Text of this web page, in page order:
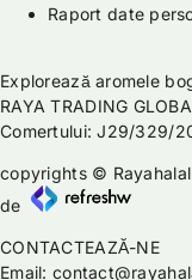
Raport date
Explorează aromele
RAYA TRADING
Comertului: J29/329/
copyrights ©
de
CONTACTEAZĂ-NE
Email: